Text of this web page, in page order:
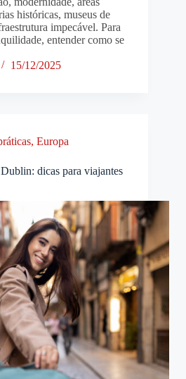
históricas, museus de
impecável. Para
entender como se
15/12/2025
, Europa
dicas para viajantes